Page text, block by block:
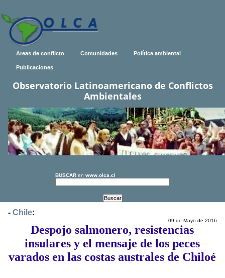
Areas de conflicto Comunidades Política ambiental
Publicaciones
Observatorio Latinoamericano de Conflictos
Ambientales
BUSCAR en www.olca.cl
- Chile:
09 de Mayo de 2016
Despojo salmonero, resistencias
insulares y el mensaje de los peces
varados en las costas australes de Chiloé